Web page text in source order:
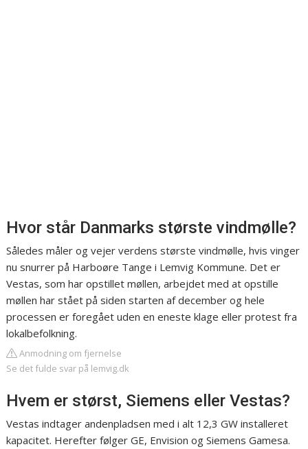
Hvor står Danmarks største vindmølle?
Således måler og vejer verdens største vindmølle, hvis vinger
nu snurrer på Harboøre Tange i Lemvig Kommune. Det er
Vestas, som har opstillet møllen, arbejdet med at opstille
møllen har stået på siden starten af december og hele
processen er foregået uden en eneste klage eller protest fra
lokalbefolkning.
Anmodning om fjernelse
Se det fulde svar på lemvig.dk
Hvem er størst, Siemens eller Vestas?
Vestas indtager andenpladsen med i alt 12,3 GW installeret
kapacitet. Herefter følger GE, Envision og Siemens Gamesa.